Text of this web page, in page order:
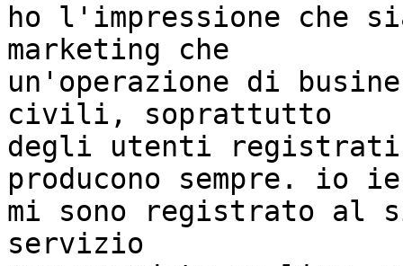
ho l'impressione che
marketing che
un'operazione di
civili, soprattutto
degli utenti
producono sempre.
mi sono registrato
servizio